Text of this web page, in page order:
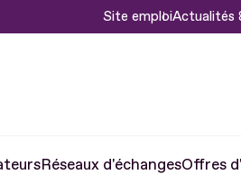
Site emploiActualités
Réseaux d'échangesOffres